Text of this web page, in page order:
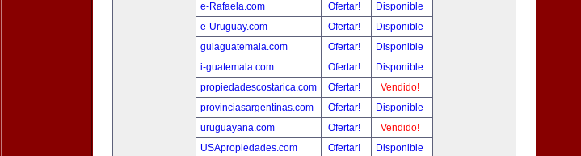
e-Rafaela.com
Ofertar!
Disponible
e-Uruguay.com
Ofertar!
Disponible
guiaguatemala.com
Ofertar!
Disponible
i-guatemala.com
Ofertar!
Disponible
propiedadescostarica.com
Ofertar!
Vendido!
provinciasargentinas.com
Ofertar!
Disponible
uruguayana.com
Ofertar!
Vendido!
USApropiedades.com
Ofertar! Disponible